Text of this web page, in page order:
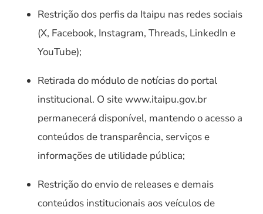
Restrição dos perfis da Itaipu nas redes sociais
(X, Facebook, Instagram, Threads, LinkedIn e
YouTube);
Retirada do módulo de notícias do portal
institucional. O site www.itaipu.gov.br
permanecerá disponível, mantendo o acesso a
conteúdos de transparência, serviços e
informações de utilidade pública;
Restrição do envio de releases e demais
conteúdos institucionais aos veículos de